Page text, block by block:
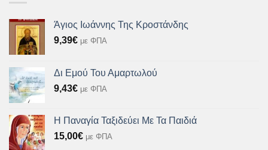
Άγιος Ιωάννης Της Κροστάνδης
9,39€ με ΦΠΑ
Δι Εμού Του Αμαρτωλού
9,43€ με ΦΠΑ
Η Παναγία Ταξιδεύει Με Τα Παιδιά
15,00€ με ΦΠΑ